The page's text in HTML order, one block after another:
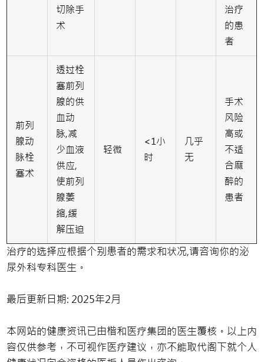
切除手
术
治疗
的患
者
前列
腺动
脉栓
塞术
透过栓
塞前列
腺的供
血动
脉,减
少血液
供应,
使前列
腺萎
缩,缓
解压迫
轻微
<1小
时
几乎
无
手术
风险
高或
不适
合麻
醉的
患者
治疗的选择应根据个别患者的需求和状况,请咨询你的泌
尿外科专科医生。
最后更新日期: 2025年2月
本网站的健康资讯已由楷和医疗集团的医生覆核。以上内
容仅供参考，不可视作医疗建议，亦不能取代阁下就个人